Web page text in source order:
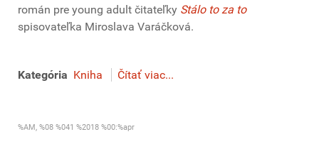
román pre young adult čitateľky Stálo to za to
spisovateľka Miroslava Varáčková.
Kategória Kniha Čítať viac...
%AM, %08 %041 %2018 %00:%apr